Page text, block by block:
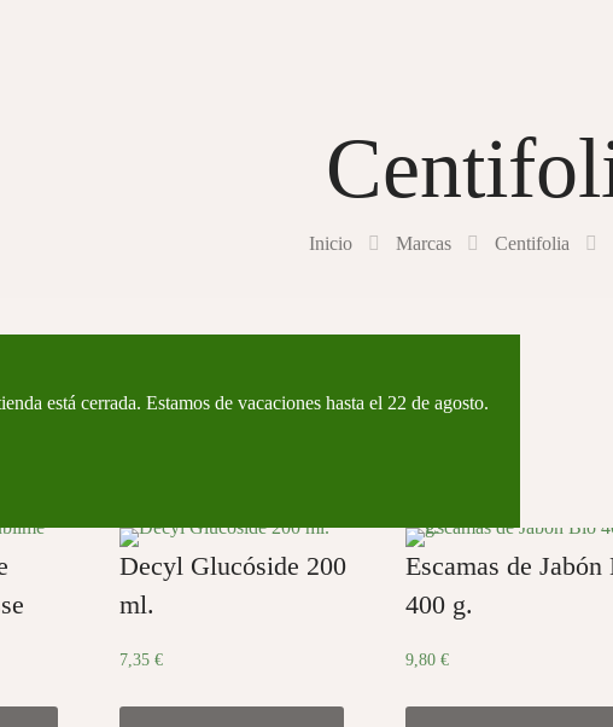
Inicio Marcas Centifolia
está cerrada. Estamos de vacaciones hasta el 22 de agosto.
Decyl Glucóside 200
ml.
7,35 €
Escamas de Jabón
400 g.
9,80 €